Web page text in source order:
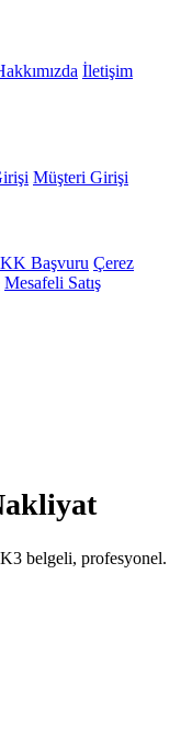
İletişim
Müşteri Girişi
Başvuru Çerez
Mesafeli Satış
belgeli, profesyonel.